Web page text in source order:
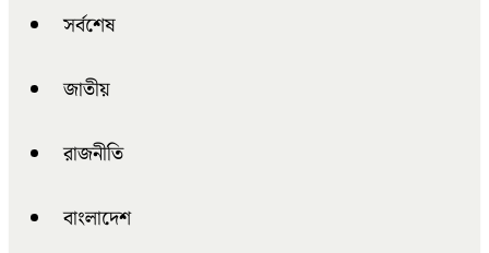
সর্বশেষ
জাতীয়
রাজনীতি
বাংলাদেশ